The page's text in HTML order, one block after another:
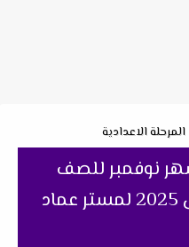
المرحلة الاعدادية
نوفمبر للصف
الأول الإعدادي الترم الأول 2025 لمستر عماد